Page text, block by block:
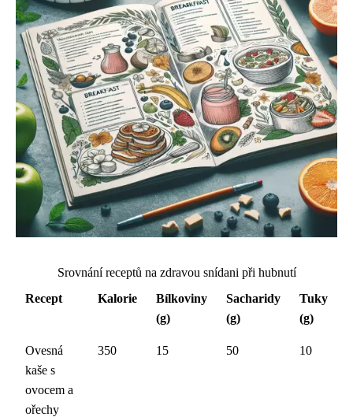
Srovnání receptů na zdravou snídani při hubnutí
Recept
Kalorie
Bílkoviny
(g)
Sacharidy
(g)
Tuky
(g)
Ovesná
kaše s
ovocem a
ořechy
350 15 50 10